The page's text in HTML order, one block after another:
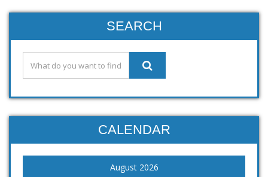
SEARCH
CALENDAR
August 2026